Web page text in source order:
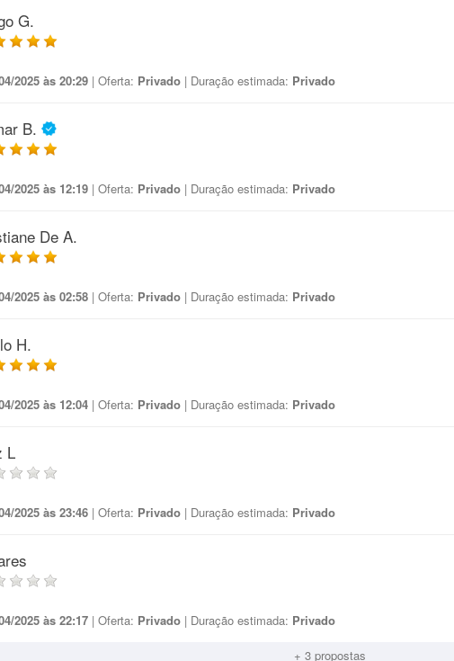
G.
2025 às 20:29 | Oferta: Privado | Duração estimada: Privado
B.
2025 às 12:19 | Oferta: Privado | Duração estimada: Privado
De A.
2025 às 02:58 | Oferta: Privado | Duração estimada: Privado
H.
2025 às 12:04 | Oferta: Privado | Duração estimada: Privado
L
2025 às 23:46 | Oferta: Privado | Duração estimada: Privado
2025 às 22:17 | Oferta: Privado | Duração estimada: Privado
+ 3 propostas